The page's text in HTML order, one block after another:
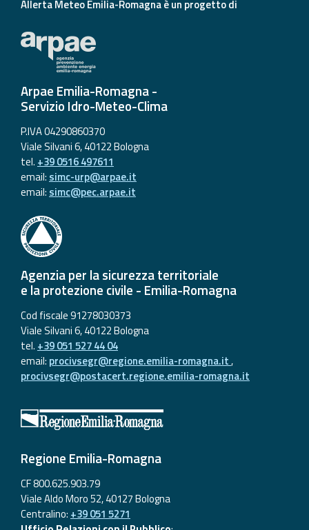
Allerta Meteo Emilia-Romagna è un progetto di
Arpae Emilia-Romagna -
Servizio Idro-Meteo-Clima
P.IVA 04290860370
Viale Silvani 6, 40122 Bologna
tel. +39 0516 497611
email: simc-urp@arpae.it
email: simc@pec.arpae.it
Agenzia per la sicurezza territoriale
e la protezione civile - Emilia-Romagna
Cod fiscale 91278030373
Viale Silvani 6, 40122 Bologna
tel. +39 051 527 44 04
email: procivsegr@regione.emilia-romagna.it ,
procivsegr@postacert.regione.emilia-romagna.it
Regione Emilia-Romagna
CF 800.625.903.79
Viale Aldo Moro 52, 40127 Bologna
Centralino: +39 051 5271